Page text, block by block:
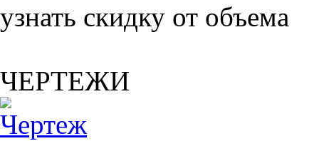
узнать скидку от объема
ЧЕРТЕЖИ